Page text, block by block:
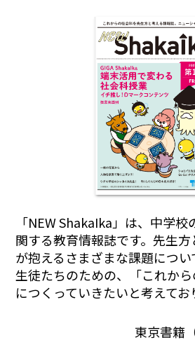
「NEW ShakaIka」は、中学
関する教育情報誌です。先生
が抱えるさまざまな課題につ
生徒たちのための、「これか
につくっていきたいと考えてお
東京書籍